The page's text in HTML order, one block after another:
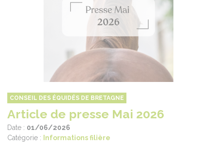
CONSEIL DES ÉQUIDÉS DE BRETAGNE
Article de presse Mai 2026
Date : 01/06/2026
Catégorie :
Informations filière